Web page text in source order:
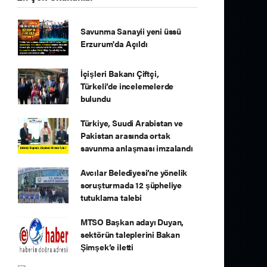
Savunma Sanayii yeni üssü
Erzurum'da Açıldı
İçişleri Bakanı Çiftçi,
Türkeli’de incelemelerde
bulundu
Türkiye, Suudi Arabistan ve
Pakistan arasında ortak
savunma anlaşması imzalandı
Avcılar Belediyesi’ne yönelik
soruşturmada 12 şüpheliye
tutuklama talebi
MTSO Başkan adayı Duyan,
sektörün taleplerini Bakan
Şimşek’e iletti